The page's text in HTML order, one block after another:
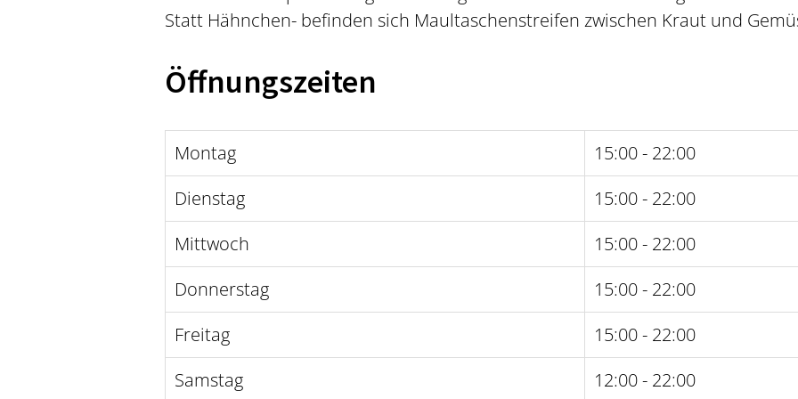
Statt Hähnchen- befinden sich Maultaschenstreifen zwischen Kraut und
Öffnungszeiten
Montag
15:00 - 22:00
Dienstag
15:00 - 22:00
Mittwoch
15:00 - 22:00
Donnerstag
15:00 - 22:00
Freitag
15:00 - 22:00
Samstag
12:00 - 22:00